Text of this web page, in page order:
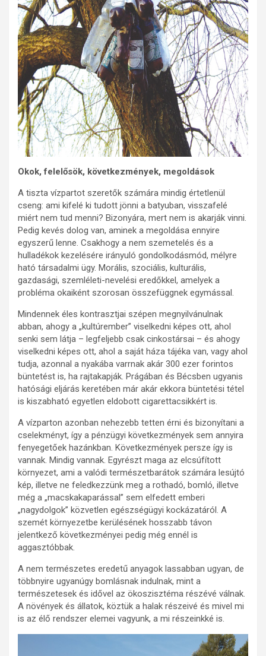
Okok, felelősök, következmények, megoldások
A tiszta vízpartot szeretők számára mindig értetlenül
cseng: ami kifelé ki tudott jönni a batyuban, visszafelé
miért nem tud menni? Bizonyára, mert nem is akarják vinni.
Pedig kevés dolog van, aminek a megoldása ennyire
egyszerű lenne. Csakhogy a nem szemetelés és a
hulladékok kezelésére irányuló gondolkodásmód, mélyre
ható társadalmi ügy. Morális, szociális, kulturális,
gazdasági, szemléleti-nevelési eredőkkel, amelyek a
probléma okaiként szorosan összefüggnek egymással.
Mindennek éles kontrasztjai szépen megnyilvánulnak
abban, ahogy a „kultúrember” viselkedni képes ott, ahol
senki sem látja – legfeljebb csak cinkostársai – és ahogy
viselkedni képes ott, ahol a saját háza tájéka van, vagy ahol
tudja, azonnal a nyakába varrnak akár 300 ezer forintos
büntetést is, ha rajtakapják. Prágában és Bécsben ugyanis
hatósági eljárás keretében már akár ekkora büntetési tétel
is kiszabható egyetlen eldobott cigarettacsikkért is.
A vízparton azonban nehezebb tetten érni és bizonyítani a
cselekményt, így a pénzügyi következmények sem annyira
fenyegetőek hazánkban. Következmények persze így is
vannak. Mindig vannak. Egyrészt maga az elcsúfított
környezet, ami a valódi természetbarátok számára lesújtó
kép, illetve ne feledkezzünk meg a rothadó, bomló, illetve
még a „macskakaparással” sem elfedett emberi
„nagydolgok” közvetlen egészségügyi kockázatáról. A
szemét környezetbe kerülésének hosszabb távon
jelentkező következményei pedig még ennél is
aggasztóbbak.
A nem természetes eredetű anyagok lassabban ugyan, de
többnyire ugyanúgy bomlásnak indulnak, mint a
természetesek és idővel az ökoszisztéma részévé válnak.
A növények és állatok, köztük a halak részeivé és mivel mi
is az élő rendszer elemei vagyunk, a mi részeinkké is.